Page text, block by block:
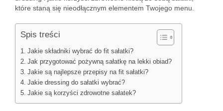
które staną się nieodłącznym elementem Twojego menu.
Spis treści
Jakie składniki wybrać do fit sałatki?
Jak przygotować pożywną sałatkę na lekki obiad?
Jakie są najlepsze przepisy na fit sałatki?
Jakie dressing do sałatki wybrać?
Jakie są korzyści zdrowotne sałatek?